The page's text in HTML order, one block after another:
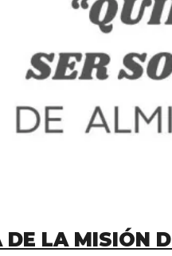
LA MISIÓN